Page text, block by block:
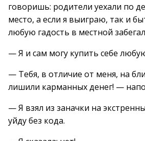
говоришь: родители уехали по
место, а если я выиграю, так и
любую гадость в местной
— Я и сам могу купить себе
— Тебя, в отличие от меня, на
лишили карманных денег! —
— Я взял из заначки на
уйду без кода.